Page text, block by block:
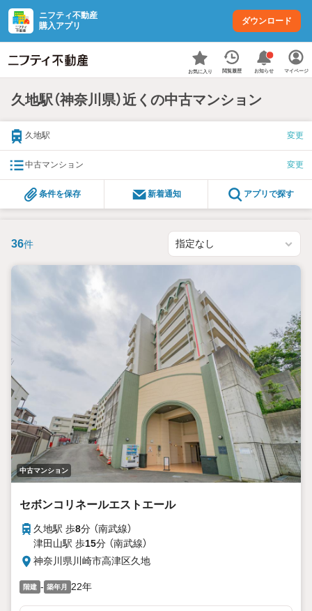
ニフティ不動産
購入アプリ
ダウンロード
お気に入り 閲覧履歴 お知らせ マイページ
久地駅（神奈川県）近くの中古マンション
久地駅 変更
中古マンション 変更
条件を保存 新着通知 アプリで探す
36件
中古マンション
セボンコリネールエストエール
久地駅 歩8分 （南武線）
津田山駅 歩15分 （南武線）
神奈川県川崎市高津区久地
階建 - 築年月 22年